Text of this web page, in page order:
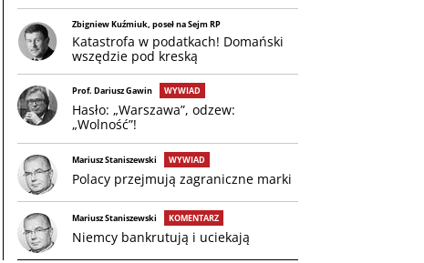
Zbigniew Kuźmiuk, poseł na Sejm RP
Katastrofa w podatkach! Domański
wszędzie pod kreską
Prof. Dariusz Gawin WYWIAD
Hasło: „Warszawa”, odzew:
„Wolność”!
Mariusz Staniszewski WYWIAD
Polacy przejmują zagraniczne marki
Mariusz Staniszewski KOMENTARZ
Niemcy bankrutują i uciekają